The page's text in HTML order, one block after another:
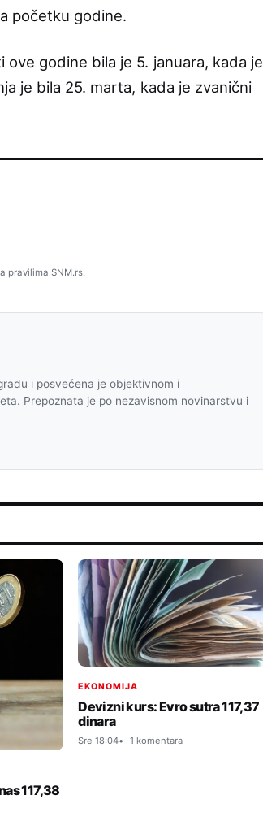
početku godine.
godine bila je 5. januara, kada je
je bila 25. marta, kada je zvanični
pravilima SNM.rs.
i posvećena je objektivnom i
Prepoznata je po nezavisnom novinarstvu i
117,38
EKONOMIJA
Devizni kurs: Evro sutra 117,37
dinara
Sre 18:04 1 komentara